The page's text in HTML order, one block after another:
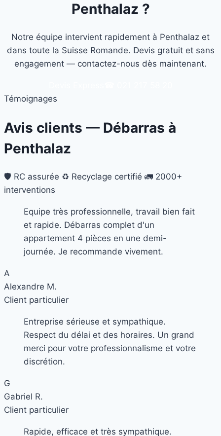
Penthalaz ?
Notre équipe intervient rapidement à Penthalaz et
dans toute la Suisse Romande. Devis gratuit et sans
engagement — contactez-nous dès maintenant.
Témoignages
Avis clients — Débarras à
Penthalaz
🛡️ RC assurée ♻️ Recyclage certifié 🚛 2000+
interventions
Equipe très professionnelle, travail bien fait
et rapide. Débarras complet d'un
appartement 4 pièces en une demi-
journée. Je recommande vivement.
A
Alexandre M.
Client particulier
Entreprise sérieuse et sympathique.
Respect du délai et des horaires. Un grand
merci pour votre professionnalisme et votre
discrétion.
G
Gabriel R.
Client particulier
Rapide, efficace et très sympathique.